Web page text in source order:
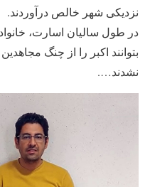
نزدیکی شهر خالص درآوردند.
در طول سالیان اسارت،
بتوانند اکبر را از چنگ
نشدند….